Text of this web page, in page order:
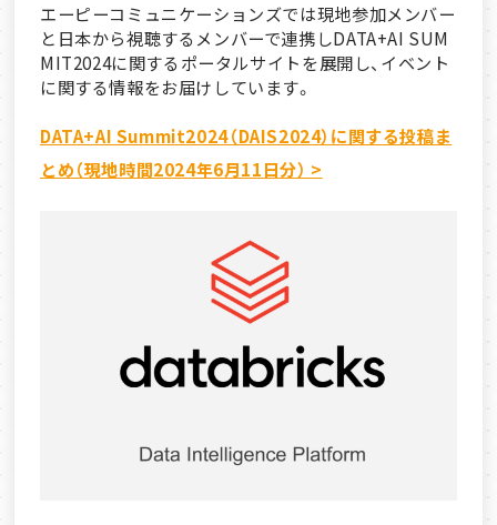
エーピーコミュニケーションズでは現地参加メンバー
と日本から視聴するメンバーで連携しDATA+AI SUM
MIT2024に関するポータルサイトを展開し、イベント
に関する情報をお届けしています。
DATA+AI Summit2024（DAIS2024）に関する投稿ま
とめ（現地時間2024年6月11日分） >